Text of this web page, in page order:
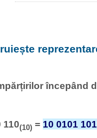
începând
110(10) = 10 0101